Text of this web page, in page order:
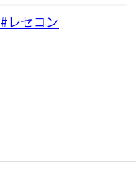
レセコン